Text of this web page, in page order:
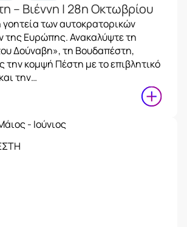
– Βιέννη | 28η Οκτωβρίου
των αυτοκρατορικών
Ευρώπης. Ανακαλύψτε τη
Δούναβη», τη Βουδαπέστη,
την κομψή Πέστη με το επιβλητικό
την…